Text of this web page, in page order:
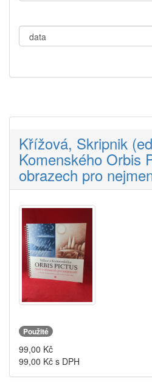
Křížová, Skripnik
Komenského Orbis
obrazech pro
Použité
99,00 Kč
99,00 Kč s DPH